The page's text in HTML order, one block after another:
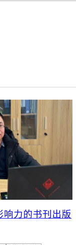
响力的书刊出版